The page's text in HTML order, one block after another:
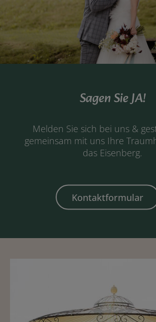
Sagen Sie JA!
Melden Sie sich bei uns &
gemeinsam mit uns Ihre
das Eisenberg.
Kontaktformular